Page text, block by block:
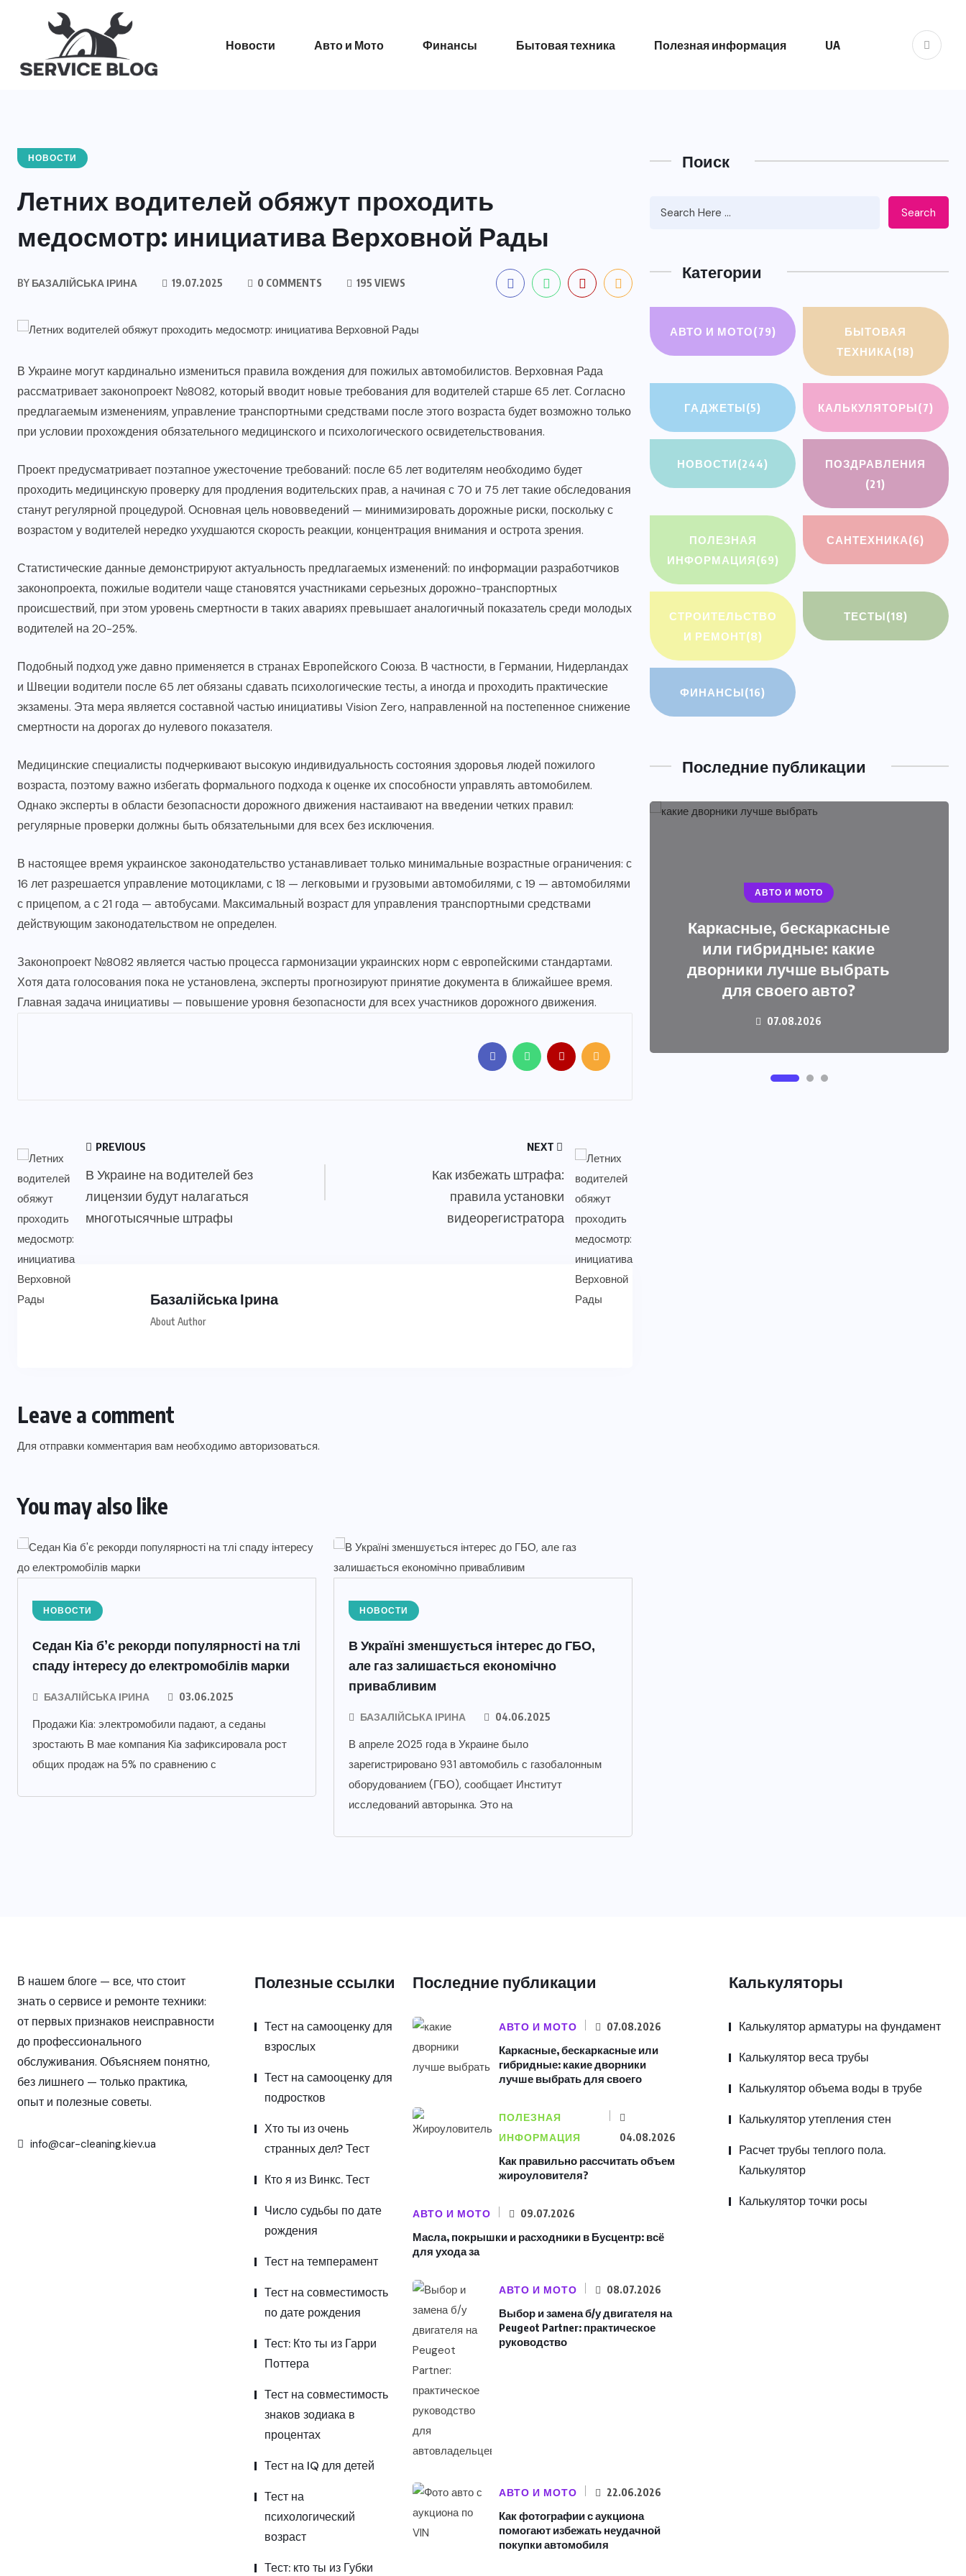
Новости Авто и Мото Финансы Бытовая техника Полезная информация UA
НОВОСТИ
Летних водителей обяжут проходить
медосмотр: инициатива Верховной Рады
BY БАЗАЛІЙСЬКА ІРИНА 19.07.2025 0 COMMENTS 195 VIEWS
В Украине могут кардинально измениться правила вождения для пожилых автомобилистов. Верховная Рада
рассматривает законопроект №8082, который вводит новые требования для водителей старше 65 лет. Согласно
предлагаемым изменениям, управление транспортными средствами после этого возраста будет возможно только
при условии прохождения обязательного медицинского и психологического освидетельствования.
Проект предусматривает поэтапное ужесточение требований: после 65 лет водителям необходимо будет
проходить медицинскую проверку для продления водительских прав, а начиная с 70 и 75 лет такие обследования
станут регулярной процедурой. Основная цель нововведений — минимизировать дорожные риски, поскольку с
возрастом у водителей нередко ухудшаются скорость реакции, концентрация внимания и острота зрения.
Статистические данные демонстрируют актуальность предлагаемых изменений: по информации разработчиков
законопроекта, пожилые водители чаще становятся участниками серьезных дорожно-транспортных
происшествий, при этом уровень смертности в таких авариях превышает аналогичный показатель среди молодых
водителей на 20-25%.
Подобный подход уже давно применяется в странах Европейского Союза. В частности, в Германии, Нидерландах
и Швеции водители после 65 лет обязаны сдавать психологические тесты, а иногда и проходить практические
экзамены. Эта мера является составной частью инициативы Vision Zero, направленной на постепенное снижение
смертности на дорогах до нулевого показателя.
Медицинские специалисты подчеркивают высокую индивидуальность состояния здоровья людей пожилого
возраста, поэтому важно избегать формального подхода к оценке их способности управлять автомобилем.
Однако эксперты в области безопасности дорожного движения настаивают на введении четких правил:
регулярные проверки должны быть обязательными для всех без исключения.
В настоящее время украинское законодательство устанавливает только минимальные возрастные ограничения: с
16 лет разрешается управление мотоциклами, с 18 — легковыми и грузовыми автомобилями, с 19 — автомобилями
с прицепом, а с 21 года — автобусами. Максимальный возраст для управления транспортными средствами
действующим законодательством не определен.
Законопроект №8082 является частью процесса гармонизации украинских норм с европейскими стандартами.
Хотя дата голосования пока не установлена, эксперты прогнозируют принятие документа в ближайшее время.
Главная задача инициативы — повышение уровня безопасности для всех участников дорожного движения.
PREVIOUS
В Украине на водителей без
лицензии будут налагаться
многотысячные штрафы
NEXT
Как избежать штрафа:
правила установки
видеорегистратора
Базалійська Ірина
About Author
Leave a comment
Для отправки комментария вам необходимо авторизоваться.
You may also like
НОВОСТИ
Седан Kia б’є рекорди популярності на тлі
спаду інтересу до електромобілів марки
БАЗАЛІЙСЬКА ІРИНА 03.06.2025
Продажи Kia: электромобили падают, а седаны
зростають В мае компания Kia зафиксировала рост
общих продаж на 5% по сравнению с
НОВОСТИ
В Україні зменшується інтерес до ГБО,
але газ залишається економічно
привабливим
БАЗАЛІЙСЬКА ІРИНА 04.06.2025
В апреле 2025 года в Украине было
зарегистрировано 931 автомобиль с газобалонным
оборудованием (ГБО), сообщает Институт
исследований авторынка. Это на
Поиск
Search
Категории
АВТО И МОТО(79)
БЫТОВАЯ
ТЕХНИКА(18)
ГАДЖЕТЫ(5) КАЛЬКУЛЯТОРЫ(7)
НОВОСТИ(244)
ПОЗДРАВЛЕНИЯ
(21)
ПОЛЕЗНАЯ
ИНФОРМАЦИЯ(69)
САНТЕХНИКА(6)
СТРОИТЕЛЬСТВО
И РЕМОНТ(8)
ТЕСТЫ(18)
ФИНАНСЫ(16)
Последние публикации
АВТО И МОТО
Масла, покрышки и
расходники в Бусцентр: всё
для ухода за авто
09.07.2026
АВТО И МОТО
Каркасные, бескаркасные
или гибридные: какие
дворники лучше выбрать
для своего авто?
07.08.2026
ПОЛЕЗНАЯ ИНФОРМАЦИЯ
Как правильно рассчитать
объем жироуловителя?
04.08.2026
В нашем блоге — все, что стоит
знать о сервисе и ремонте техники:
от первых признаков неисправности
до профессионального
обслуживания. Объясняем понятно,
без лишнего — только практика,
опыт и полезные советы.
info@car-cleaning.kiev.ua
Полезные ссылки
Тест на самооценку для
взрослых
Тест на самооценку для
подростков
Хто ты из очень
странных дел? Тест
Кто я из Винкс. Тест
Число судьбы по дате
рождения
Тест на темперамент
Тест на совместимость
по дате рождения
Тест: Кто ты из Гарри
Поттера
Тест на совместимость
знаков зодиака в
процентах
Тест на IQ для детей
Тест на
психологический
возраст
Тест: кто ты из Губки
Последние публикации
АВТО И МОТО 07.08.2026
Каркасные, бескаркасные или
гибридные: какие дворники
лучше выбрать для своего
ПОЛЕЗНАЯ
ИНФОРМАЦИЯ
04.08.2026
Как правильно рассчитать объем
жироуловителя?
АВТО И МОТО 09.07.2026
Масла, покрышки и расходники в Бусцентр: всё
для ухода за
АВТО И МОТО 08.07.2026
Выбор и замена б/у двигателя на
Peugeot Partner: практическое
руководство
АВТО И МОТО 22.06.2026
Как фотографии с аукциона
помогают избежать неудачной
покупки автомобиля
Калькуляторы
Калькулятор арматуры на фундамент
Калькулятор веса трубы
Калькулятор объема воды в трубе
Калькулятор утепления стен
Расчет трубы теплого пола.
Калькулятор
Калькулятор точки росы